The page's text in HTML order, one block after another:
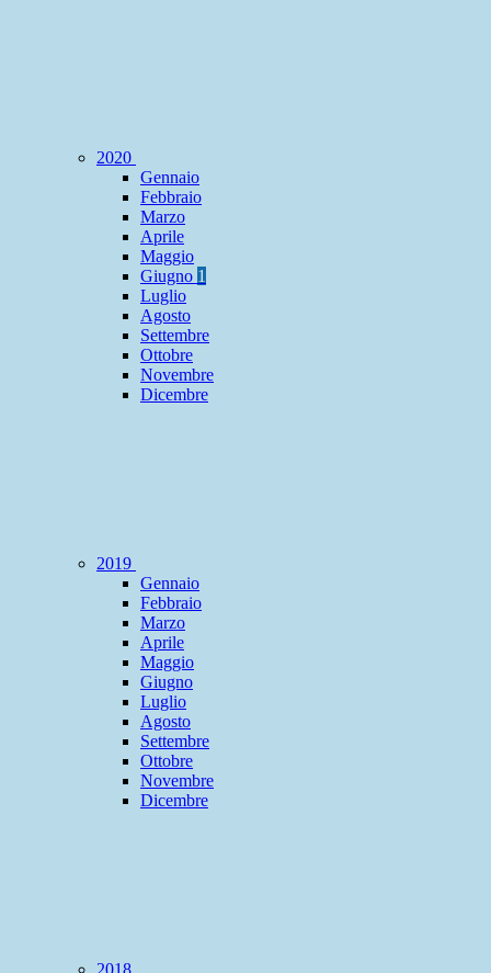
2020
Gennaio
Febbraio
Marzo
Aprile
Maggio
Giugno 1
Luglio
Agosto
Settembre
Ottobre
Novembre
Dicembre
2019
Gennaio
Febbraio
Marzo
Aprile
Maggio
Giugno
Luglio
Agosto
Settembre
Ottobre
Novembre
Dicembre